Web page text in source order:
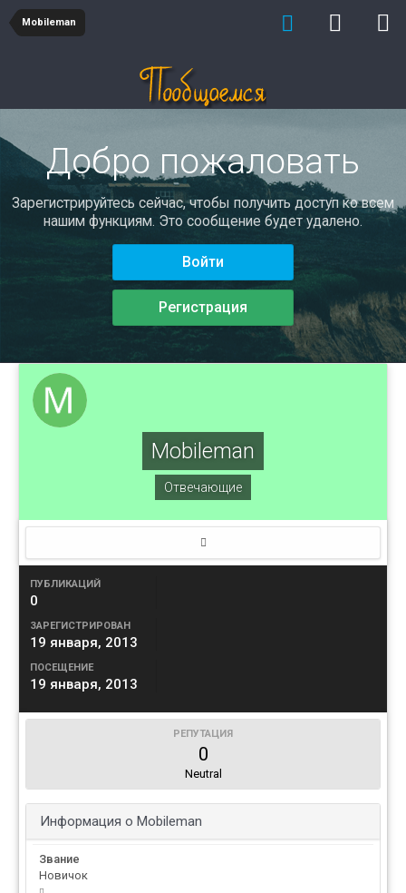
Mobileman
Добро пожаловать
Зарегистрируйтесь сейчас, чтобы получить доступ ко всем
нашим функциям. Это сообщение будет удалено.
Войти
Регистрация
Mobileman
Отвечающие
ПУБЛИКАЦИЙ
0
ЗАРЕГИСТРИРОВАН
19 января, 2013
ПОСЕЩЕНИЕ
19 января, 2013
РЕПУТАЦИЯ
0
Neutral
Информация о Mobileman
Звание
Новичок